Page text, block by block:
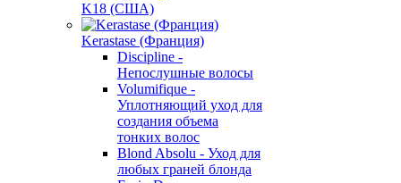
K18 (США)
Kerastase (Франция)
Discipline -
Непослушные волосы
Volumifique -
Уплотняющий уход для
создания объема
тонких волос
Blond Absolu - Уход для
любых граней блонда